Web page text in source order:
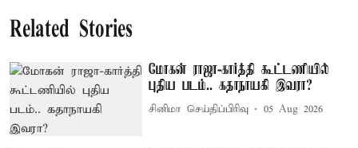
Related Stories
மோகன் ராஜா-கார்த்தி கூட்டணியில்
புதிய படம்.. கதாநாயகி இவரா?
சினிமா செய்திப்பிரிவு 05 Aug 2026